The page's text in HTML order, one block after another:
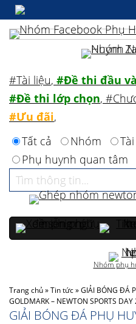
Trang chủ»Tin tức»GIẢI BÓNG ĐÁ
GOLDMARK – NEWTON SPORTS
GIẢI BÓNG ĐÁ PHỤ
#Tài liệu, #Đề thi đầu
#Đề thi lớp chọn,
#Ưu đãi,
Tất cả
Nhóm
Phụ huynh quan tâm
Nhóm phụ